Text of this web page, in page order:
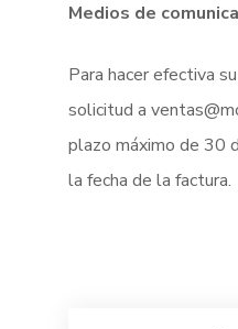
Medios de
Para hacer efectiva
solicitud a
plazo máximo de 30
la fecha de la factura.